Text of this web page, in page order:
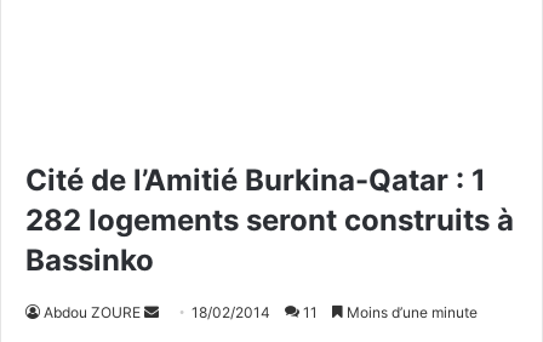
Cité de l’Amitié Burkina-Qatar : 1
282 logements seront construits à
Bassinko
Abdou ZOURE 18/02/2014 11 Moins d’une minute